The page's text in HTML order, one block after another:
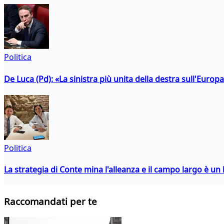
Politica
De Luca (Pd): «La sinistra più unita della destra
Politica
La strategia di Conte mina l'alleanza e il campo largo è
Raccomandati per te